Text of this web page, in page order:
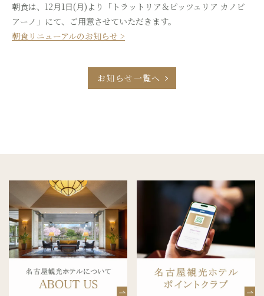
朝食は、12月1日(月)より「トラットリア＆ピッツェリア カノビ
アーノ」にて、ご用意させていただきます。
朝食リニューアルのお知らせ >
お知らせ一覧へ